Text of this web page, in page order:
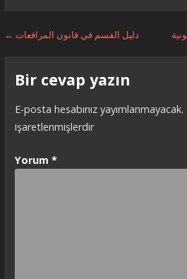
Yazı
← دليل القسم في قانون المرافعات
Bir cevap yazın
E-posta hesabınız yayımlanmayacak.
işaretlenmişlerdir
Yorum *